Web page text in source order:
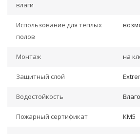
влаги
Использование для теплых
полов
Монтаж на
Защитный слой
Водостойкость
Пожарный сертификат КМ5